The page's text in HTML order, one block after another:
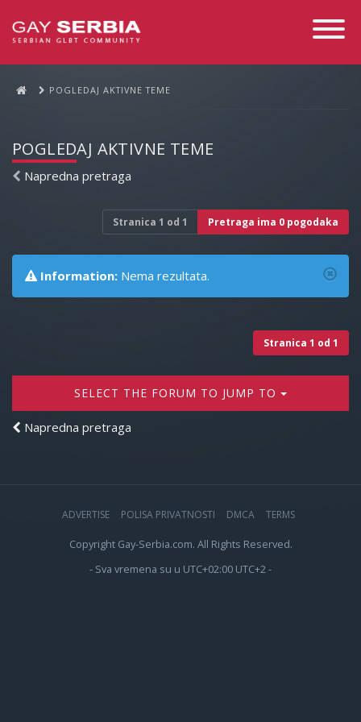
Toggle
POGLEDAJ AKTIVNE TEME
POGLEDAJ AKTIVNE TEME
Napredna pretraga
Stranica 1 od 1 Pretraga ima 0 pogodaka
Information: Nema rezultata.
Stranica 1 od 1
SELECT THE FORUM TO JUMP TO
Napredna pretraga
ADVERTISE POLISA PRIVATNOSTI DMCA TERMS
Copyright Gay-Serbia.com. All Rights Reserved.
- Sva vremena su u UTC+02:00 UTC+2 -